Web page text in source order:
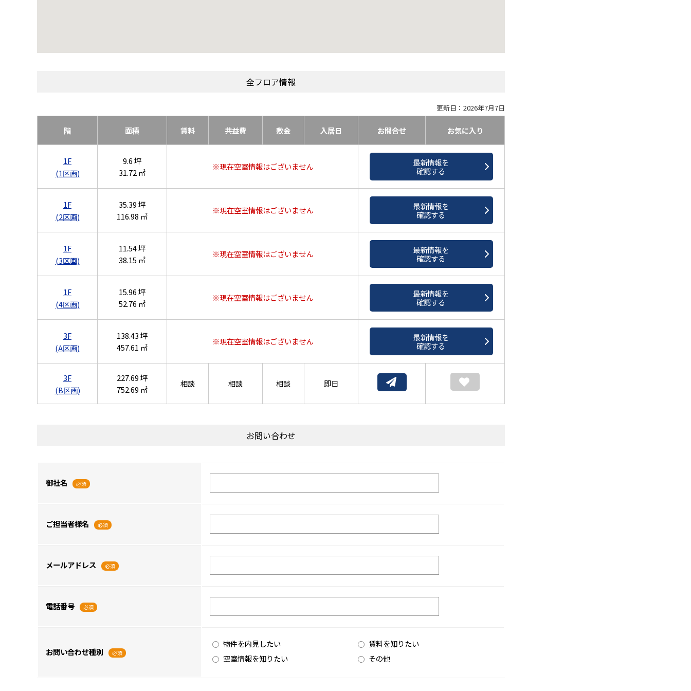
全フロア情報
更新日：2026年7月7日
階 面積 賃料 共益費 敷金 入居日 お問合せ お気に入り
1F
(1区画)
9.6 坪
31.72 ㎡
※現在空室情報はございません
最新情報を
確認する
1F
(2区画)
35.39 坪
116.98 ㎡
※現在空室情報はございません
最新情報を
確認する
1F
(3区画)
11.54 坪
38.15 ㎡
※現在空室情報はございません
最新情報を
確認する
1F
(4区画)
15.96 坪
52.76 ㎡
※現在空室情報はございません
最新情報を
確認する
3F
(A区画)
138.43 坪
457.61 ㎡
※現在空室情報はございません
最新情報を
確認する
3F
(B区画)
227.69 坪
752.69 ㎡
相談 相談 相談 即日
お問い合わせ
御社名 必須
ご担当者様名 必須
メールアドレス 必須
電話番号 必須
お問い合わせ種別 必須
物件を内見したい
賃料を知りたい
空室情報を知りたい
その他